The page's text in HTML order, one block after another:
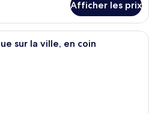
Afficher les prix
Chambre, 1 très grand lit, vue sur la
sur la ville, en coin